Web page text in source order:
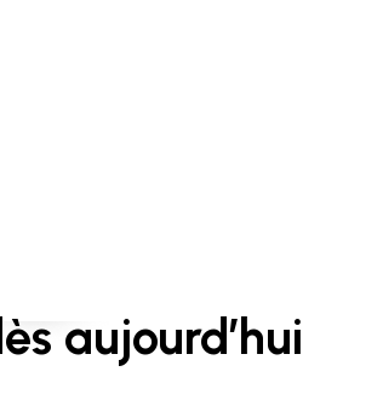
aujourd’hui